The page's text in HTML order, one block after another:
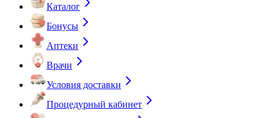
Каталог
Бонусы
Аптеки
Врачи
Условия доставки
Процедурный кабинет